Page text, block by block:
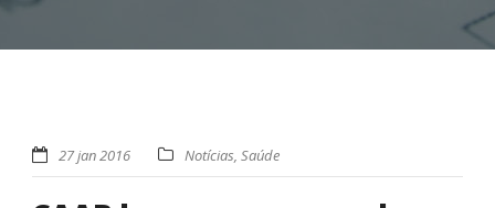
27 jan 2016 Notícias, Saúde